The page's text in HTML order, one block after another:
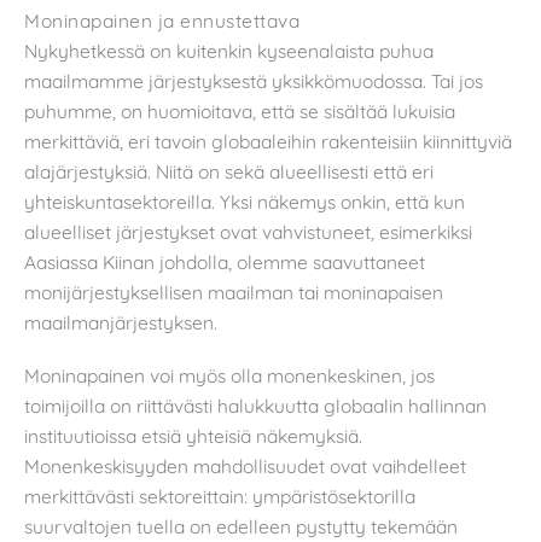
Moninapainen ja ennustettava
Nykyhetkessä on kuitenkin kyseenalaista puhua
maailmamme järjestyksestä yksikkömuodossa. Tai jos
puhumme, on huomioitava, että se sisältää lukuisia
merkittäviä, eri tavoin globaaleihin rakenteisiin kiinnittyviä
alajärjestyksiä. Niitä on sekä alueellisesti että eri
yhteiskuntasektoreilla. Yksi näkemys onkin, että kun
alueelliset järjestykset ovat vahvistuneet, esimerkiksi
Aasiassa Kiinan johdolla, olemme saavuttaneet
monijärjestyksellisen maailman tai moninapaisen
maailmanjärjestyksen.
Moninapainen voi myös olla monenkeskinen, jos
toimijoilla on riittävästi halukkuutta globaalin hallinnan
instituutioissa etsiä yhteisiä näkemyksiä.
Monenkeskisyyden mahdollisuudet ovat vaihdelleet
merkittävästi sektoreittain: ympäristösektorilla
suurvaltojen tuella on edelleen pystytty tekemään